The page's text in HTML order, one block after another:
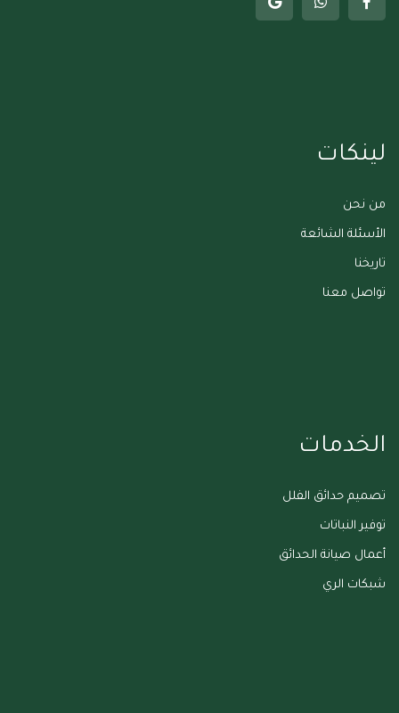
لينكات
من نحن
الأسئلة الشائعة
تاريخنا
تواصل معنا
الخدمات
تصميم حدائق الفلل
توفير النباتات
أعمال صيانة الحدائق
شبكات الري